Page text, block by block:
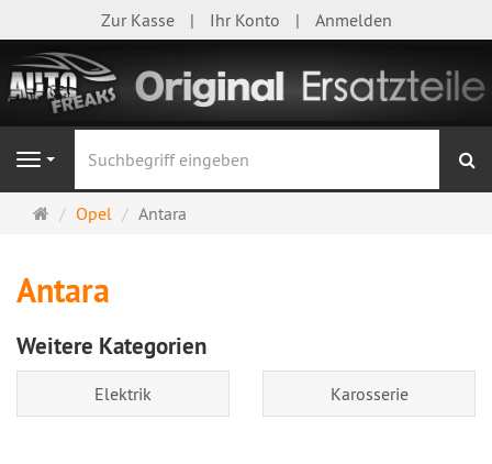
Zur Kasse Ihr Konto Anmelden
Navigation
Startseite
Opel Antara
Antara
Weitere Kategorien
Elektrik Karosserie